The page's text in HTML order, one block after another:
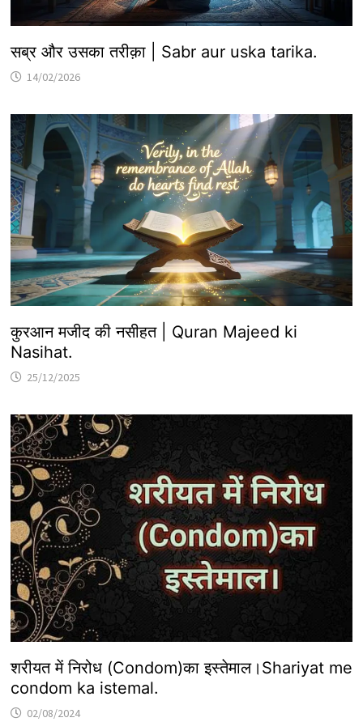
सब्र और उसका तरीक़ा | Sabr aur uska tarika.
14/02/2026
कुरआन मजीद की नसीहत | Quran Majeed ki
Nasihat.
25/12/2025
शरीयत में निरोध (Condom)का इस्तेमाल।Shariyat me
condom ka istemal.
02/08/2024